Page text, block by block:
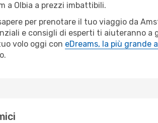
a Olbia a prezzi imbattibili.
per prenotare il tuo viaggio da
e consigli di esperti ti aiuteranno
volo oggi con eDreams, la più grande